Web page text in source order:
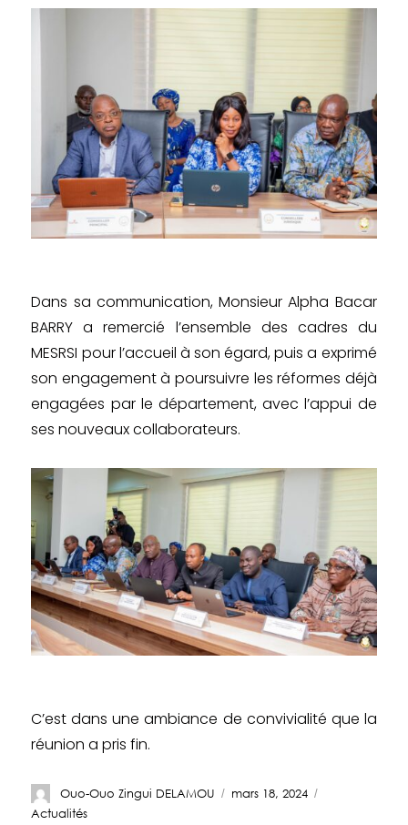
Dans sa communication, Monsieur Alpha Bacar
BARRY a remercié l’ensemble des cadres du
MESRSI pour l’accueil à son égard, puis a exprimé
son engagement à poursuivre les réformes déjà
engagées par le département, avec l’appui de
ses nouveaux collaborateurs.
C’est dans une ambiance de convivialité que la
réunion a pris fin.
Ouo-Ouo Zingui DELAMOU
mars 18, 2024
Actualités